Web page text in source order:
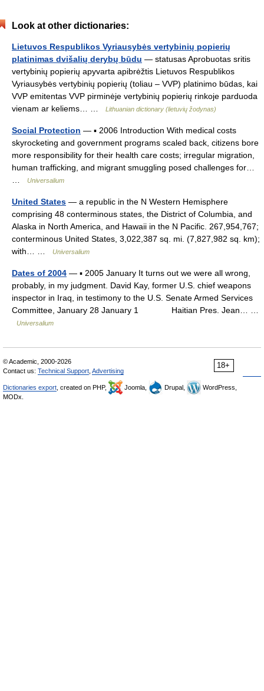
Look at other dictionaries:
Lietuvos Respublikos Vyriausybės vertybinių popierių
platinimas dvišalių derybų būdu — statusas Aprobuotas sritis
vertybinių popierių apyvarta apibrėžtis Lietuvos Respublikos
Vyriausybės vertybinių popierių (toliau – VVP) platinimo būdas, kai
VVP emitentas VVP pirminėje vertybinių popierių rinkoje parduoda
vienam ar keliems… …
Lithuanian dictionary (lietuvių žodynas)
Social Protection — ▪ 2006 Introduction With medical costs
skyrocketing and government programs scaled back, citizens bore
more responsibility for their health care costs; irregular migration,
human trafficking, and migrant smuggling posed challenges for…
Universalium
United States — a republic in the N Western Hemisphere
comprising 48 conterminous states, the District of Columbia, and
Alaska in North America, and Hawaii in the N Pacific. 267,954,767;
conterminous United States, 3,022,387 sq. mi. (7,827,982 sq. km);
with… …
Universalium
Dates of 2004 — ▪ 2005 January It turns out we were all wrong,
probably, in my judgment. David Kay, former U.S. chief weapons
inspector in Iraq, in testimony to the U.S. Senate Armed Services
Committee, January 28 January 1 Haitian Pres. Jean… …
Universalium
18+
© Academic, 2000-2026
Contact us: Technical Support Advertising
Dictionaries export , created on PHP, Joomla, Drupal,
WordPress,
MODx.